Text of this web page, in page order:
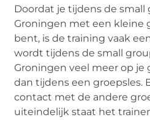
Doordat je tijdens de small
Groningen met een kleine
bent, is de training vaak
wordt tijdens de small
Groningen veel meer op je
dan tijdens een groepsles.
contact met de andere
uiteindelijk staat het